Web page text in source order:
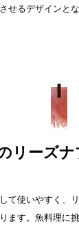
せるデザインとな
リーズ
て使いやすく、
ます。魚料理に